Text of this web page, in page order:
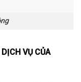
VỤ CỦA